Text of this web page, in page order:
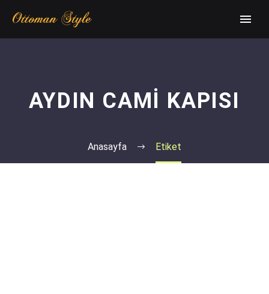
AYDIN CAMI KAPISI
Anasayfa Etiket